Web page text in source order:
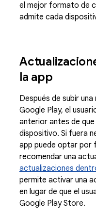
el mejor formato de
admite cada
la app
Después de subir
Google Play, el
anterior antes de
dispositivo. Si fuera
app puede optar por
recomendar una
actualizaciones
permite activar una
en lugar de que el
Google Play Store.